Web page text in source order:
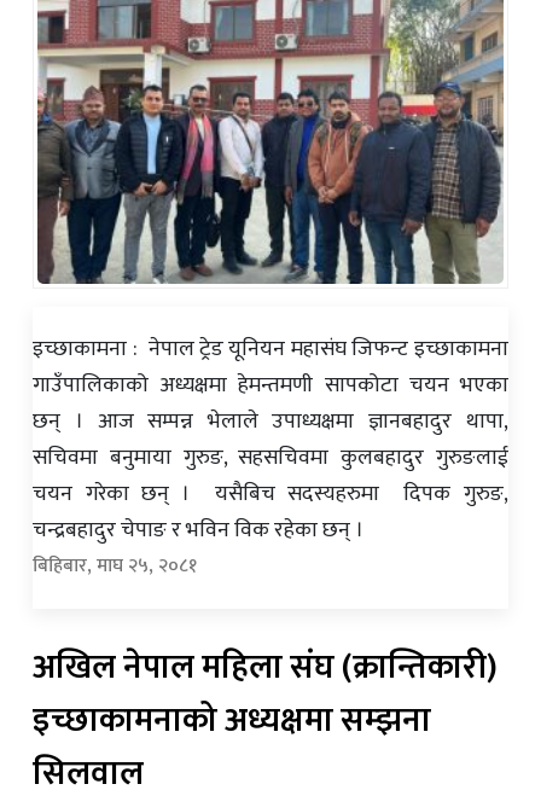
इच्छाकामना : नेपाल ट्रेड यूनियन महासंघ जिफन्ट इच्छाकामना
गाउँपालिकाको अध्यक्षमा हेमन्तमणी सापकोटा चयन भएका
छन् । आज सम्पन्न भेलाले उपाध्यक्षमा ज्ञानबहादुर थापा,
सचिवमा बनुमाया गुरुङ, सहसचिवमा कुलबहादुर गुरुङलाई
चयन गरेका छन् । यसैबिच सदस्यहरुमा दिपक गुरुङ,
चन्द्रबहादुर चेपाङ र भविन विक रहेका छन् ।
बिहिबार, माघ २५, २०८१
अखिल नेपाल महिला संघ (क्रान्तिकारी)
इच्छाकामनाको अध्यक्षमा सम्झना
सिलवाल